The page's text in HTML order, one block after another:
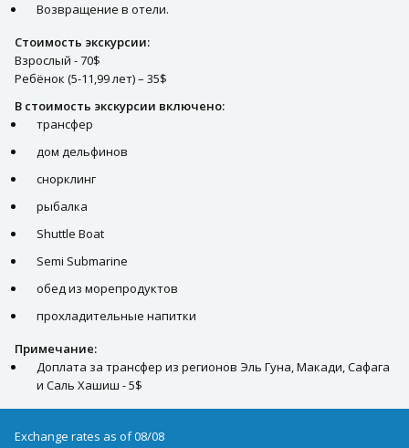
Возвращение в отели.
Стоимость экскурсии:
Взрослый - 70$
Ребёнок (5-11,99 лет) – 35$
В стоимость экскурсии включено:
трансфер
дом дельфинов
снорклинг
рыбалка
Shuttle Boat
Semi Submarine
обед из морепродуктов
прохладительные напитки
Примечание:
Доплата за трансфер из регионов Эль Гуна, Макади, Сафага
и Саль Хашиш - 5$
Exchange rates as of 08/08